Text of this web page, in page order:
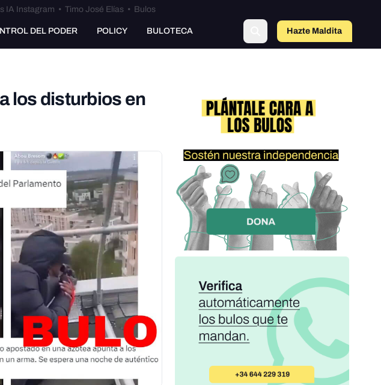
IA Instagram • Timo José Elías • Bulos
DEL PODER POLICY BULOTECA Hazte Maldito
los disturbios en